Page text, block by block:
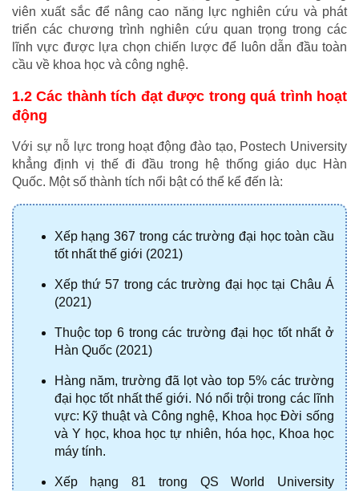
viên xuất sắc để nâng cao năng lực nghiên cứu và phát
triển các chương trình nghiên cứu quan trọng trong các
lĩnh vực được lựa chọn chiến lược để luôn dẫn đầu toàn
cầu về khoa học và công nghệ.
1.2 Các thành tích đạt được trong quá trình hoạt
động
Với sự nỗ lực trong hoạt động đào tạo, Postech University
khẳng định vị thế đi đầu trong hệ thống giáo dục Hàn
Quốc. Một số thành tích nổi bật có thể kể đến là:
Xếp hạng 367 trong các trường đại học toàn cầu
tốt nhất thế giới (2021)
Xếp thứ 57 trong các trường đại học tại Châu Á
(2021)
Thuộc top 6 trong các trường đại học tốt nhất ở
Hàn Quốc (2021)
Hàng năm, trường đã lọt vào top 5% các trường
đại học tốt nhất thế giới. Nó nổi trội trong các lĩnh
vực: Kỹ thuật và Công nghệ, Khoa học Đời sống
và Y học, khoa học tự nhiên, hóa học, Khoa học
máy tính.
Xếp hạng 81 trong QS World University